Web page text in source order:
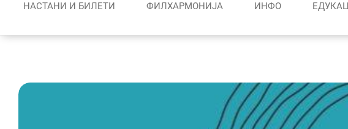
НАСТАНИ И БИЛЕТИ ФИЛХАРМОНИЈА ИНФО